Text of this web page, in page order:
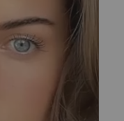
ваша памятка для